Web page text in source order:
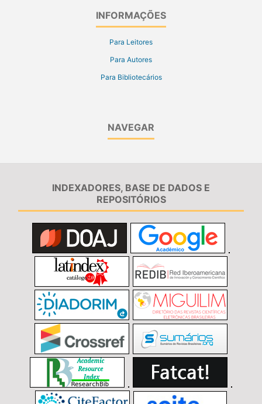
INFORMAÇÕES
Para Leitores
Para Autores
Para Bibliotecários
NAVEGAR
INDEXADORES, BASE DE DADOS E
REPOSITÓRIOS